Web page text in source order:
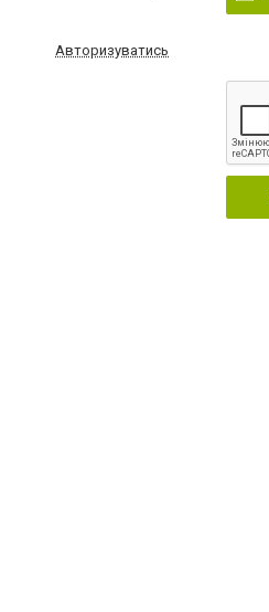
Авторизуватись